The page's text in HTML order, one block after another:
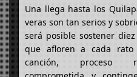
Una llega hasta los
veras son tan serios y
será posible sostener
que afloren a cada rato
canción, proceso